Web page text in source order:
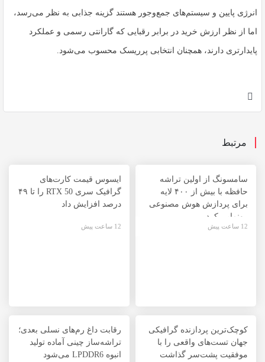
انرژی پایین و سیستم‌های جمع‌وجور هستند گزینه جذابی به نظر می‌رسد،
اما از نظر ارزش خرید در برابر رقبایی که گارانتی رسمی و عملکرد
پایدارتری دارند، همچنان انتخابی پرریسک محسوب می‌شود.
مرتبط
سامسونگ از اولین تراشه
حافظه با بیش از ۴۰۰ لایه
برای پردازش هوش مصنوعی
رونمایی کرد
12 ساعت پیش
ایسوس قیمت کارت‌های
گرافیک سری RTX 50 را تا ۴۹
درصد افزایش داد
12 ساعت پیش
کوچک‌ترین پردازنده گرافیکی
جهان تست‌های واقعی را با
موفقیت پشت‌سر گذاشت
رقابت داغ رم‌های نسلی بعدی؛
تراشه‌ساز چینی آماده‌ تولید
انبوه LPDDR6 می‌شود